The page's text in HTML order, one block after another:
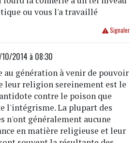
ou vous l'a travaillé
Signaler
2014 à 08:30
au génération à venir de pouvoir
leur religion sereinement est le
contre le poison que
l'intégrisme. La plupart des
n'ont généralement aucune
en matière religieuse et leur